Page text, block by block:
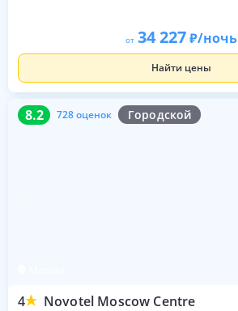
от 34 227 /ночь
Найти цены
8.2 728 оценок Городской
4 Novotel Moscow Centre
8.2 728 оценок